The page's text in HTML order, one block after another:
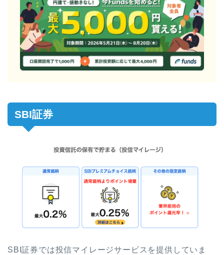
SBI証券
SBI証券では投信マイレージサービスを提供していま